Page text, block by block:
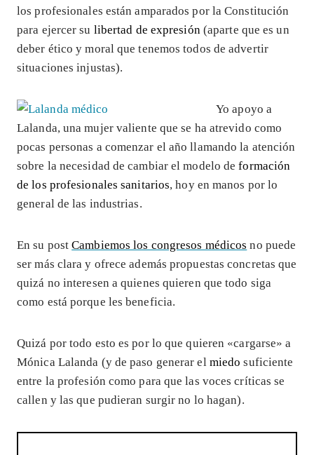
los profesionales están amparados por la Constitución
para ejercer su libertad de expresión(aparte que es un
deber ético y moral que tenemos todos de advertir
situaciones injustas).
Yo apoyo a
Lalanda, una mujer valiente que se ha atrevido como
pocas personas a comenzar el año llamando la atención
sobre la necesidad de cambiar el modelo deformación
de los profesionales sanitarios, hoy en manos por lo
general de las industrias.
En su postCambiemos los congresos médicos no puede
ser más clara y ofrece además propuestas concretas que
quizá no interesen a quienes quieren que todo siga
como está porque les beneficia.
Quizá por todo esto es por lo que quieren «cargarse» a
Mónica Lalanda (y de paso generar el miedo suficiente
entre la profesión como para que las voces críticas se
callen y las que pudieran surgir no lo hagan).